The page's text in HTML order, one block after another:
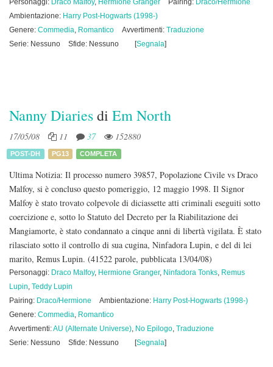
Personaggi: Draco Malfoy, Hermione Granger Pairing: Draco/Hermione
Ambientazione: Harry Post-Hogwarts (1998-)
Genere: Commedia, Romantico Avvertimenti: Traduzione
Serie: Nessuno
Sfide: Nessuno [Segnala]
Nanny Diariesdi Em North
17/05/08 11 37 152880
POST-DH PG13 COMPLETA
Ultima Notizia: Il processo numero 39857, Popolazione Civile vs Draco
Malfoy, si è concluso questo pomeriggio, 12 maggio 1998. Il Signor
Malfoy è stato trovato colpevole di diciassette atti criminali eseguiti sotto
coercizione e, sotto lo Statuto del Decreto per la Riabilitazione dei
Mangiamorte, è stato condannato a cinque anni di libertà vigilata. È stato
rilasciato sotto il controllo di sua cugina, Ninfadora Lupin, e del di lei
marito, Remus Lupin. (41522 parole, pubblicata 13/04/08)
Personaggi: Draco Malfoy, Hermione Granger, Ninfadora Tonks, Remus
Lupin, Teddy Lupin
Pairing: Draco/Hermione Ambientazione: Harry Post-Hogwarts (1998-)
Genere: Commedia, Romantico
Avvertimenti:AU (Alternate Universe), No Epilogo, Traduzione
Serie: Nessuno
Sfide: Nessuno [Segnala]